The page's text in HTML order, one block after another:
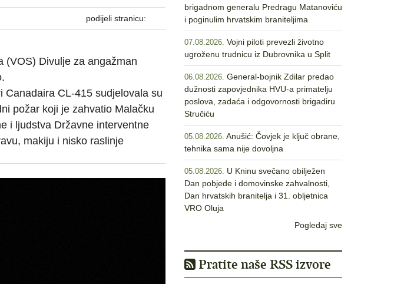
podijeli stranicu:
(VOS) Divulje za angažman
Canadaira CL-415 sudjelovala su
požar koji je zahvatio Malačku
i ljudstva Državne interventne
makiju i nisko raslinje
brigadnom generalu Predragu Matanoviću
i poginulim hrvatskim braniteljima
07.08.2026. Vojni piloti prevezli životno
ugroženu trudnicu iz Dubrovnika u Split
06.08.2026. General-bojnik Zdilar predao
dužnosti zapovjednika HVU-a primatelju
poslova, zadaća i odgovornosti brigadiru
Stručiću
05.08.2026. Anušić: Čovjek je ključ obrane,
tehnika sama nije dovoljna
05.08.2026. U Kninu svečano obilježen
Dan pobjede i domovinske zahvalnosti,
Dan hrvatskih branitelja i 31. obljetnica
VRO Oluja
Pogledaj sve
Pratite naše RSS izvore